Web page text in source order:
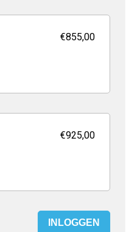
€855,00
€925,00
INLOGGEN